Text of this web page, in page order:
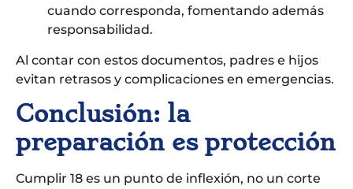
cuando corresponda, fomentando además
responsabilidad.
Al contar con estos documentos, padres e hijos
evitan retrasos y complicaciones en emergencias.
Conclusión: la
preparación es protección
Cumplir 18 es un punto de inflexión, no un corte